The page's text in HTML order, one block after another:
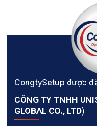
CongtySetup được
CÔNG TY TNHH
GLOBAL CO., LTD)